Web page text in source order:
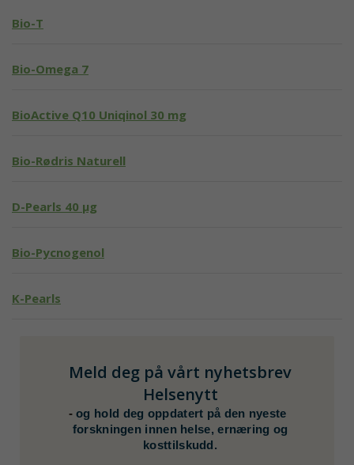
Bio-T
Bio-Omega 7
BioActive Q10 Uniqinol 30 mg
Bio-Rødris Naturell
D-Pearls 40 µg
Bio-Pycnogenol
K-Pearls
Meld deg på vårt nyhetsbrev
Helsenytt
-og hold deg oppdatert på den nyeste
forskningen innen helse, ernæring og
kosttilskudd.